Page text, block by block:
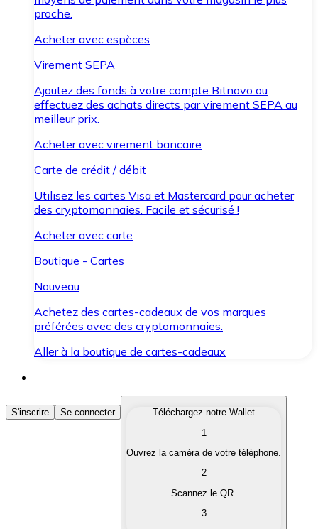
proche.
Acheter avec espèces
Virement SEPA
Ajoutez des fonds à votre compte Bitnovo ou
effectuez des achats directs par virement SEPA au
meilleur prix.
Acheter avec virement bancaire
Carte de crédit / débit
Utilisez les cartes Visa et Mastercard pour acheter
des cryptomonnaies. Facile et sécurisé !
Acheter avec carte
Boutique - Cartes
Nouveau
Achetez des cartes-cadeaux de vos marques
préférées avec des cryptomonnaies.
Aller à la boutique de cartes-cadeaux
Acheter des Cryptomonnaies
Achetez les cryptomonnaies qui vous intéressent
Convertissez vos cryptomonnaies en monnaie
S'inscrire Se connecter
Téléchargez notre Wallet
1
Ouvrez la caméra de votre téléphone.
2
Scannez le QR.
3